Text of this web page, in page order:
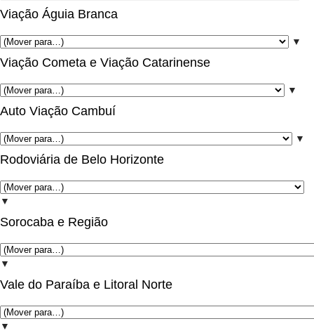
Viação Águia Branca
▼
Viação Cometa e Viação Catarinense
▼
Auto Viação Cambuí
▼
Rodoviária de Belo Horizonte
▼
Sorocaba e Região
▼
Vale do Paraíba e Litoral Norte
▼